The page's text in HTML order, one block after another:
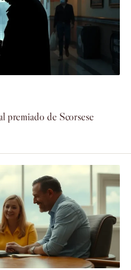
premiado de Scorsese